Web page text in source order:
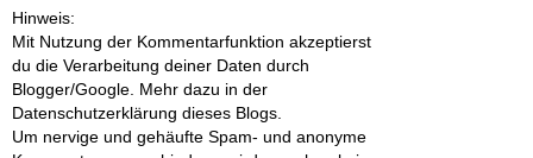
Hinweis:
Mit Nutzung der Kommentarfunktion akzeptierst
du die Verarbeitung deiner Daten durch
Blogger/Google. Mehr dazu in der
Datenschutzerklärung dieses Blogs.
Um nervige und gehäufte Spam- und anonyme